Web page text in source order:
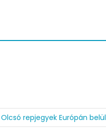
Olcsó repjegyek Európán belül